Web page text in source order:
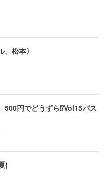
松本〉
円でどうずら⁉︎Vol15パス
)